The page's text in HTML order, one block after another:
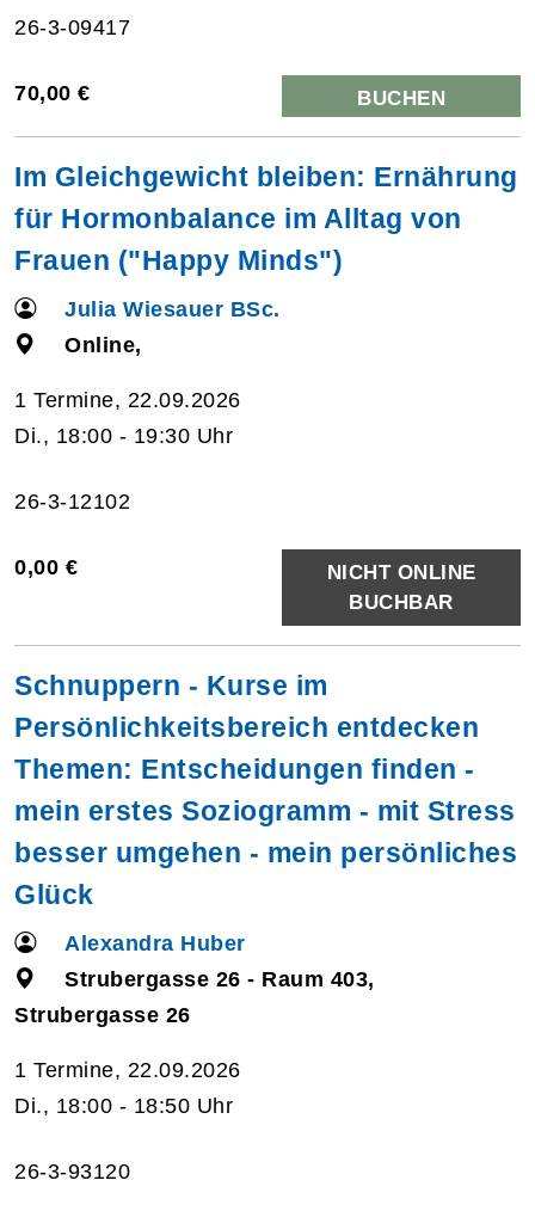
26-3-09417
70,00 € BUCHEN
Im Gleichgewicht bleiben: Ernährung
für Hormonbalance im Alltag von
Frauen ("Happy Minds")
Julia Wiesauer BSc.
Online,
1 Termine, 22.09.2026
Di., 18:00 - 19:30 Uhr
26-3-12102
0,00 €
NICHT ONLINE
BUCHBAR
Schnuppern - Kurse im
Persönlichkeitsbereich entdecken
Themen: Entscheidungen finden -
mein erstes Soziogramm - mit Stress
besser umgehen - mein persönliches
Glück
Alexandra Huber
Strubergasse 26 - Raum 403,
Strubergasse 26
1 Termine, 22.09.2026
Di., 18:00 - 18:50 Uhr
26-3-93120